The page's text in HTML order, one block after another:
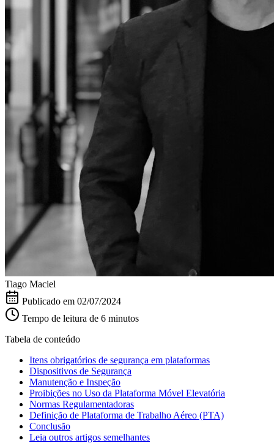
Tiago Maciel
Publicado em 02/07/2024
Tempo de leitura de 6 minutos
Tabela de conteúdo
Itens obrigatórios de segurança em plataformas
Dispositivos de Segurança
Manutenção e Inspeção
Proibições no Uso da Plataforma Móvel Elevatória
Normas Regulamentadoras
Definição de Plataforma de Trabalho Aéreo (PTA)
Conclusão
Leia outros artigos semelhantes